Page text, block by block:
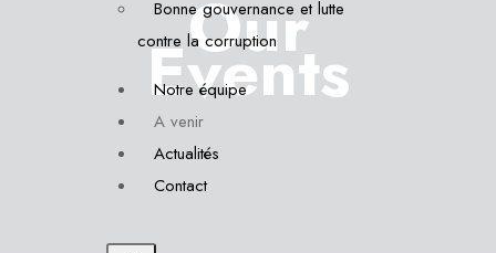
Bonne gouvernance et lutte
contre la corruption
Notre équipe
A venir
Actualités
Contact
Our
Events